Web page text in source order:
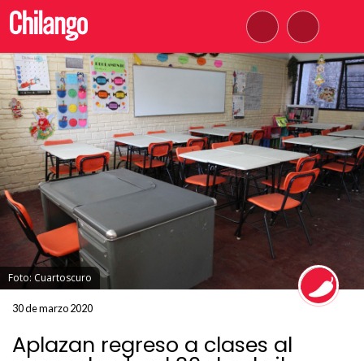
Foto: Cuartoscuro
30 de marzo 2020
Aplazan regreso a clases al